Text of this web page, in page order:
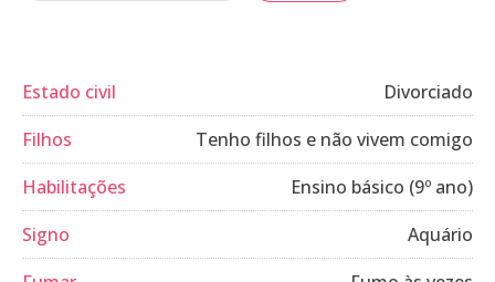
Estado civil
Divorciado
Filhos
Tenho filhos e não vivem comigo
Habilitações
Ensino básico (9º ano)
Signo
Aquário